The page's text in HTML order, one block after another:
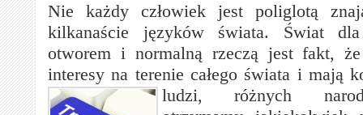
Nie każdy człowiek jest poliglotą
kilkanaście języków świata. Świat
otworem i normalną rzeczą jest fakt,
interesy na terenie całego świata i mają
ludzi, różnych